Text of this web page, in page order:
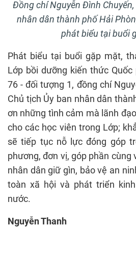
Đồng chí Nguyễn Đình
nhân dân thành phố Hải
phát biểu tại buổi
Phát biểu tại buổi gặp mặt,
Lớp bồi dưỡng kiến thức Quốc
76 - đối tượng 1, đồng chí
Chủ tịch Ủy ban nhân dân
ơn những tình cảm mà lãnh
cho các học viên trong Lớp;
sẽ tiếp tục nỗ lực đóng góp
phương, đơn vị, góp phần cùng
nhân dân giữ gìn, bảo vệ an
toàn xã hội và phát triển
nước.
Nguyễn Thanh